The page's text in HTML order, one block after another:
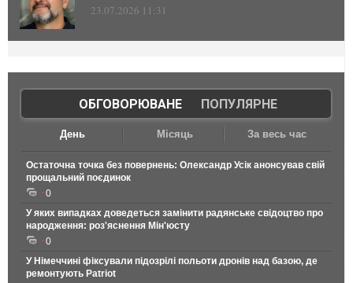
23.07.2026 11:31
ОБГОВОРЮВАНЕ| ПОПУЛЯРНЕ
День Місяць За весь час
Остаточна точка без повернень: Олександр Усік анонсував свій
прощальний поєдинок
0
У яких випадках доведеться замінити радянське свідоцтво про
народження: роз'яснення Мін'юсту
0
У Німеччині фіксували підозрілі польоти дронів над базою, де
ремонтують Patriot